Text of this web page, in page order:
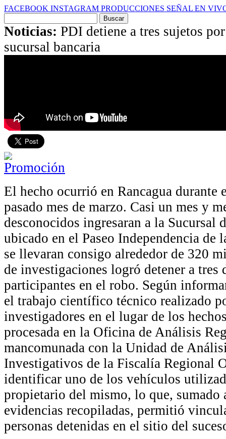
FACEBOOK INSTAGRAM PRODUCCIONES SEÑAL EN
por:
Noticias: PDI detiene a tres sujetos
sucursal bancaria
El hecho ocurrió en Rancagua durante
pasado mes de marzo. Casi un mes y
desconocidos ingresaran a la Sucursal
ubicado en el Paseo Independencia de
se llevaran consigo alrededor de 320
de investigaciones logró detener a tres
participantes en el robo. Según
el trabajo científico técnico realizado
investigadores en el lugar de los
procesada en la Oficina de Análisis
mancomunada con la Unidad de
Investigativos de la Fiscalía Regional
identificar uno de los vehículos
propietario del mismo, lo que, sumado
evidencias recopiladas, permitió
personas detenidas en el sitio del